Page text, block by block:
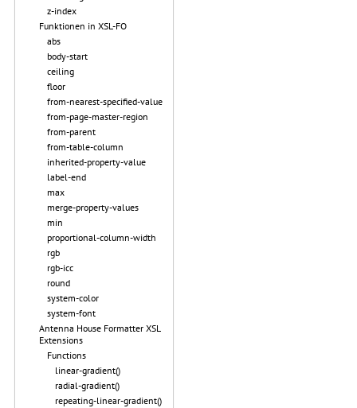
z-index
Funktionen in XSL-FO
abs
body-start
ceiling
floor
from-nearest-specified-value
from-page-master-region
from-parent
from-table-column
inherited-property-value
label-end
max
merge-property-values
min
proportional-column-width
rgb
rgb-icc
round
system-color
system-font
Antenna House Formatter XSL
Extensions
Functions
linear-gradient()
radial-gradient()
repeating-linear-gradient()